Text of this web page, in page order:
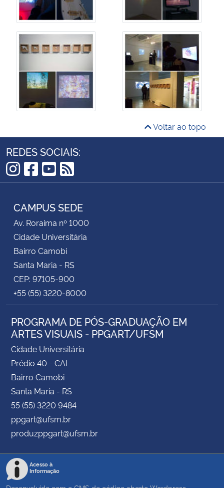
Voltar ao topo
REDES SOCIAIS:
Instagram
Facebook
YouTube
RSS
CAMPUS SEDE
Av. Roraima nº 1000
Cidade Universitária
Bairro Camobi
Santa Maria - RS
CEP: 97105-900
+55 (55) 3220-8000
PROGRAMA DE PÓS-GRADUAÇÃO EM
ARTES VISUAIS - PPGART/UFSM
Cidade Universitária
Prédio 40 - CAL
Bairro Camobi
Santa Maria - RS
55 (55) 3220 9484
ppgart@ufsm.br
produzppgart@ufsm.br
Acesso à
Informação